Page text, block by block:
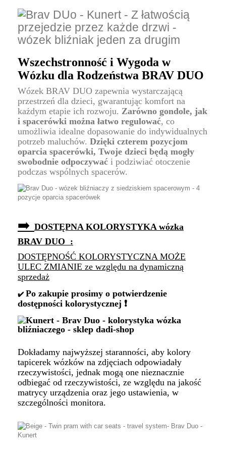
Wszechstronność i Wygoda w
Wózku dla Rodzeństwa BRAV DUO
Wózek BRAV DUO zapewnia wystarczającą
przestrzeń dla dzieci, gwarantując komfort na
każdym etapie ich rozwoju. Zarówno gondole, jak
i spacerówki można łatwo regulować, co
umożliwia idealne dopasowanie do indywidualnych
potrzeb maluchów. Dzięki czterem pozycjom
oparcia spacerówki, Twoje dzieci będą mogły
swobodnie odpoczywać i podziwiać otoczenie
podczas wspólnych spacerów.
➡️ DOSTĘPNA KOLORYSTYKA wózka
BRAV DUO :
DOSTĘPNOŚĆ KOLORYSTYCZNA MOŻE
ULEC ZMIANIE ze względu na dynamiczną
sprzedaż
✔️ Po zakupie prosimy o potwierdzenie
dostępności kolorystycznej ❗
Dokładamy najwyższej staranności, aby kolory
tapicerek wózków na zdjęciach odpowiadały
rzeczywistości, jednak mogą one nieznacznie
odbiegać od rzeczywistości, ze względu na jakość
matrycy urządzenia oraz jego ustawienia, w
szczególności monitora.